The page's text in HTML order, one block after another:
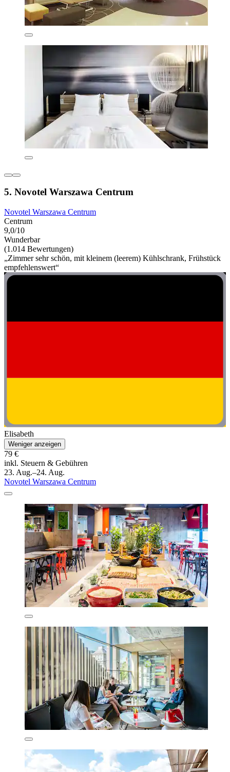
5. Novotel Warszawa Centrum
Novotel Warszawa Centrum
Centrum
9,0/10
Wunderbar
(1.014 Bewertungen)
„Zimmer sehr schön, mit kleinem (leerem) Kühlschrank, Frühstück
empfehlenswert“
Elisabeth
Weniger anzeigen
79 €
inkl. Steuern & Gebühren
23. Aug.–24. Aug.
Novotel Warszawa Centrum